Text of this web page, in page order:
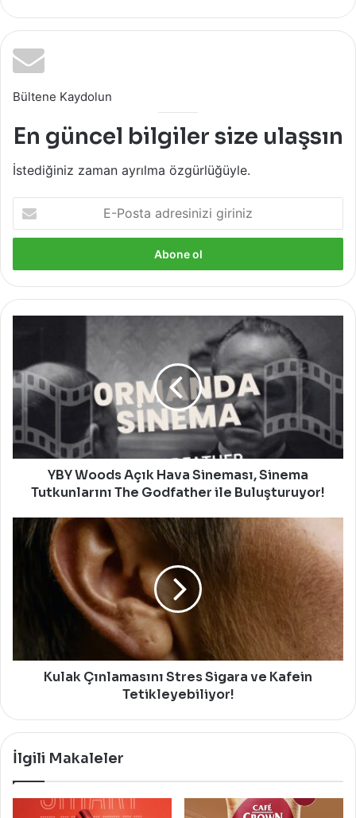
Bültene Kaydolun
En güncel bilgiler size ulaşsın
İstediğiniz zaman ayrılma özgürlüğüyle.
E-
Posta
adresinizi
Hava
Sineması,
Sinema
Tutkunlarını
The
Godfather
Buluşturuyor!
YBY Woods Açık Hava Sineması, Sinema
Tutkunlarını The Godfather ile Buluşturuyor!
Kulak
Çınlamasını
Tetikleyebiliyor!
Kulak Çınlamasını Stres Sigara ve Kafein
Tetikleyebiliyor!
İlgili Makaleler